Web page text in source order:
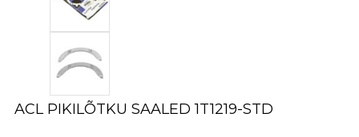
ACL PIKILÕTKU SAALED 1T1219-STD